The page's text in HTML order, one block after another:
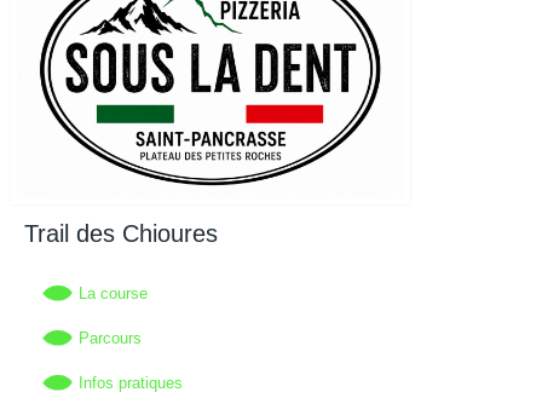
Trail des Chioures
La course
Parcours
Infos pratiques